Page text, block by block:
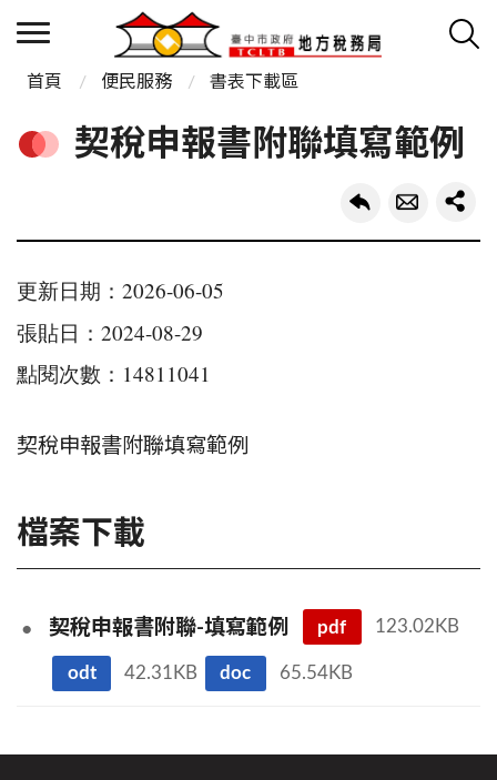
首頁 便民服務 書表下載區
契稅申報書附聯填寫範例
更新日期：2026-06-05
張貼日：2024-08-29
點閱次數：14811041
契稅申報書附聯填寫範例
檔案下載
契稅申報書附聯-填寫範例 pdf 123.02KB
odt 42.31KB doc 65.54KB